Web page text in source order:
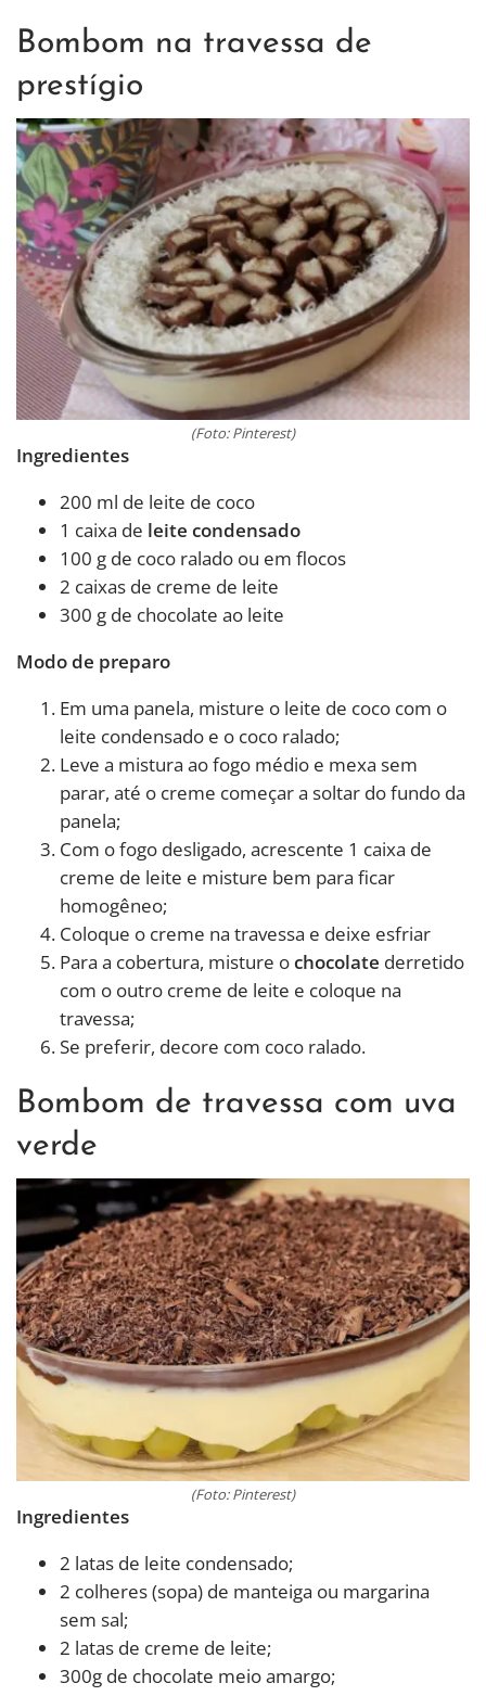
Bombom na travessa de
prestígio
(Foto: Pinterest)
Ingredientes
200 ml de leite de coco
1 caixa de leite condensado
100 g de coco ralado ou em flocos
2 caixas de creme de leite
300 g de chocolate ao leite
Modo de preparo
Em uma panela, misture o leite de coco com o
leite condensado e o coco ralado;
Leve a mistura ao fogo médio e mexa sem
parar, até o creme começar a soltar do fundo da
panela;
Com o fogo desligado, acrescente 1 caixa de
creme de leite e misture bem para ficar
homogêneo;
Coloque o creme na travessa e deixe esfriar
Para a cobertura, misture ochocolate derretido
com o outro creme de leite e coloque na
travessa;
Se preferir, decore com coco ralado.
Bombom de travessa com uva
verde
(Foto: Pinterest)
Ingredientes
2 latas de leite condensado;
2 colheres (sopa) de manteiga ou margarina
sem sal;
2 latas de creme de leite;
300g de chocolate meio amargo;